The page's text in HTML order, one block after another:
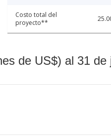
Costo total del
proyecto**
de US$) al 31 de